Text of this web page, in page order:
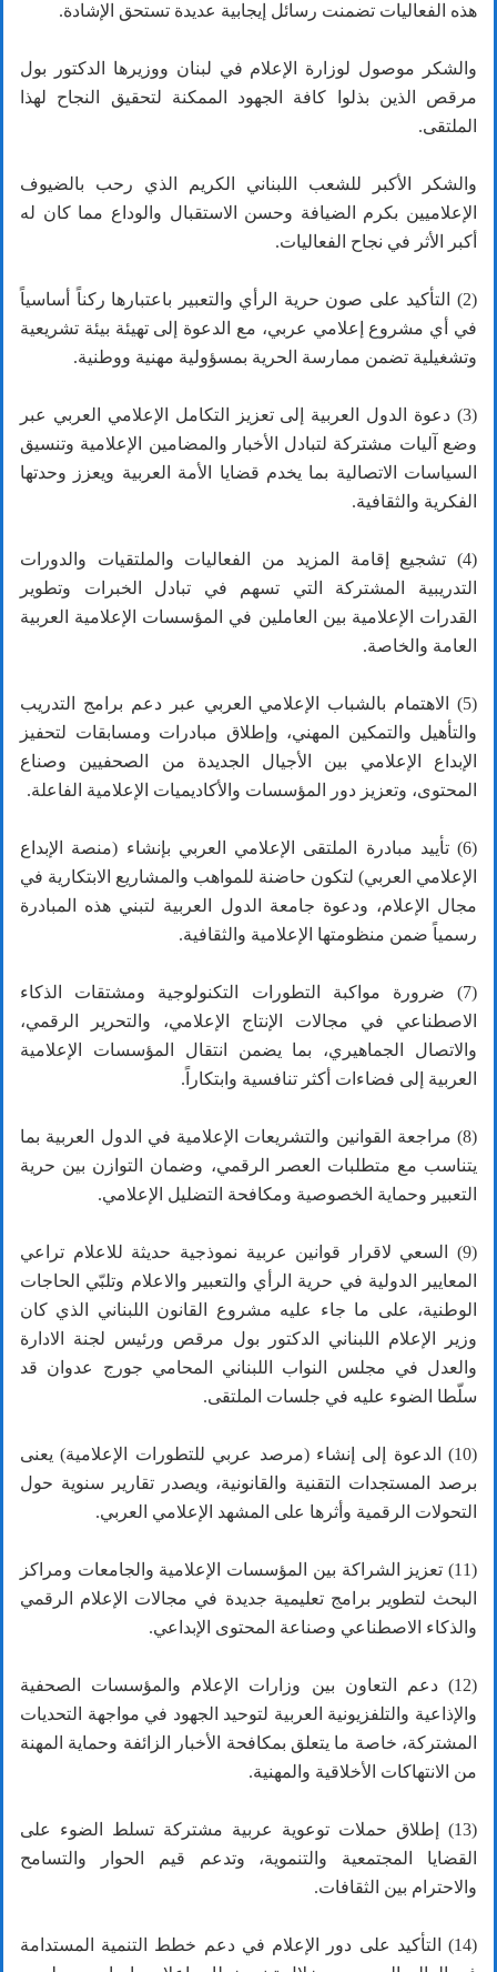
هذه الفعاليات تضمنت رسائل إيجابية عديدة تستحق الإشادة.
والشكر موصول لوزارة الإعلام في لبنان ووزيرها الدكتور بول
مرقص الذين بذلوا كافة الجهود الممكنة لتحقيق النجاح لهذا
الملتقى.
والشكر الأكبر للشعب اللبناني الكريم الذي رحب بالضيوف
الإعلاميين بكرم الضيافة وحسن الاستقبال والوداع مما كان له
أكبر الأثر في نجاح الفعاليات.
(2) التأكيد على صون حرية الرأي والتعبير باعتبارها ركناً أساسياً
في أي مشروع إعلامي عربي، مع الدعوة إلى تهيئة بيئة تشريعية
وتشغيلية تضمن ممارسة الحرية بمسؤولية مهنية ووطنية.
(3) دعوة الدول العربية إلى تعزيز التكامل الإعلامي العربي عبر
وضع آليات مشتركة لتبادل الأخبار والمضامين الإعلامية وتنسيق
السياسات الاتصالية بما يخدم قضايا الأمة العربية ويعزز وحدتها
الفكرية والثقافية.
(4) تشجيع إقامة المزيد من الفعاليات والملتقيات والدورات
التدريبية المشتركة التي تسهم في تبادل الخبرات وتطوير
القدرات الإعلامية بين العاملين في المؤسسات الإعلامية العربية
العامة والخاصة.
(5) الاهتمام بالشباب الإعلامي العربي عبر دعم برامج التدريب
والتأهيل والتمكين المهني، وإطلاق مبادرات ومسابقات لتحفيز
الإبداع الإعلامي بين الأجيال الجديدة من الصحفيين وصناع
المحتوى، وتعزيز دور المؤسسات والأكاديميات الإعلامية الفاعلة.
(6) تأييد مبادرة الملتقى الإعلامي العربي بإنشاء (منصة الإبداع
الإعلامي العربي) لتكون حاضنة للمواهب والمشاريع الابتكارية في
مجال الإعلام، ودعوة جامعة الدول العربية لتبني هذه المبادرة
رسمياً ضمن منظومتها الإعلامية والثقافية.
(7) ضرورة مواكبة التطورات التكنولوجية ومشتقات الذكاء
الاصطناعي في مجالات الإنتاج الإعلامي، والتحرير الرقمي،
والاتصال الجماهيري، بما يضمن انتقال المؤسسات الإعلامية
العربية إلى فضاءات أكثر تنافسية وابتكاراً.
(8) مراجعة القوانين والتشريعات الإعلامية في الدول العربية بما
يتناسب مع متطلبات العصر الرقمي، وضمان التوازن بين حرية
التعبير وحماية الخصوصية ومكافحة التضليل الإعلامي.
(9) السعي لاقرار قوانين عربية نموذجية حديثة للاعلام تراعي
المعايير الدولية في حرية الرأي والتعبير والاعلام وتلبّي الحاجات
الوطنية، على ما جاء عليه مشروع القانون اللبناني الذي كان
وزير الإعلام اللبناني الدكتور بول مرقص ورئيس لجنة الادارة
والعدل في مجلس النواب اللبناني المحامي جورج عدوان قد
سلّطا الضوء عليه في جلسات الملتقى.
(10) الدعوة إلى إنشاء (مرصد عربي للتطورات الإعلامية) يعنى
برصد المستجدات التقنية والقانونية، ويصدر تقارير سنوية حول
التحولات الرقمية وأثرها على المشهد الإعلامي العربي.
(11) تعزيز الشراكة بين المؤسسات الإعلامية والجامعات ومراكز
البحث لتطوير برامج تعليمية جديدة في مجالات الإعلام الرقمي
والذكاء الاصطناعي وصناعة المحتوى الإبداعي.
(12) دعم التعاون بين وزارات الإعلام والمؤسسات الصحفية
والإذاعية والتلفزيونية العربية لتوحيد الجهود في مواجهة التحديات
المشتركة، خاصة ما يتعلق بمكافحة الأخبار الزائفة وحماية المهنة
من الانتهاكات الأخلاقية والمهنية.
(13) إطلاق حملات توعوية عربية مشتركة تسلط الضوء على
القضايا المجتمعية والتنموية، وتدعم قيم الحوار والتسامح
والاحترام بين الثقافات.
(14) التأكيد على دور الإعلام في دعم خطط التنمية المستدامة